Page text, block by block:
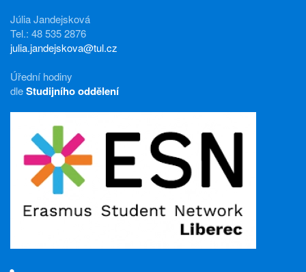
Júlia Jandejsková
Tel.: 48 535 2876
julia.jandejskova@tul.cz
Úřední hodiny
dleStudijního oddělení